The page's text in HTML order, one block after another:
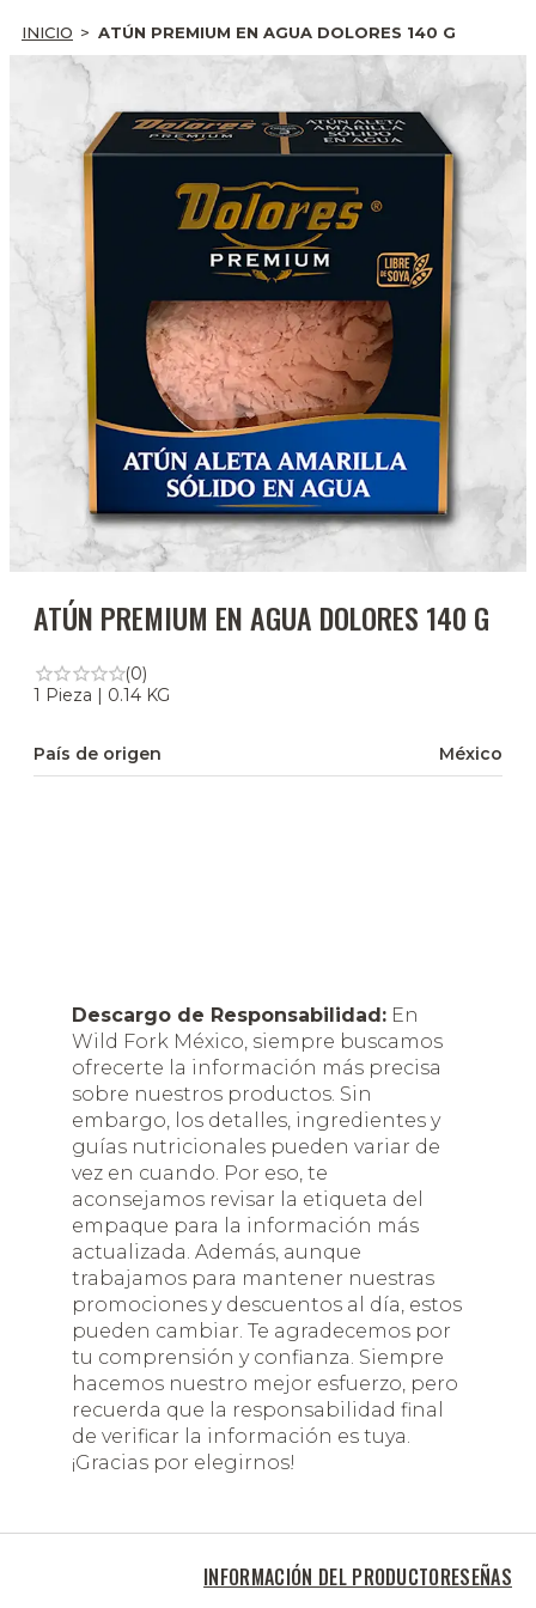
INICIO ATÚN PREMIUM EN AGUA DOLORES 140 G
ATÚN PREMIUM EN AGUA DOLORES 140 G
(0)
1 Pieza | 0.14 KG
INFORMACIÓN DEL PRODUCTORESEÑAS
País de origen México
Descargo de Responsabilidad: En
Wild Fork México, siempre buscamos
ofrecerte la información más precisa
sobre nuestros productos. Sin
embargo, los detalles, ingredientes y
guías nutricionales pueden variar de
vez en cuando. Por eso, te
aconsejamos revisar la etiqueta del
empaque para la información más
actualizada. Además, aunque
trabajamos para mantener nuestras
promociones y descuentos al día, estos
pueden cambiar. Te agradecemos por
tu comprensión y confianza. Siempre
hacemos nuestro mejor esfuerzo, pero
recuerda que la responsabilidad final
de verificar la información es tuya.
¡Gracias por elegirnos!